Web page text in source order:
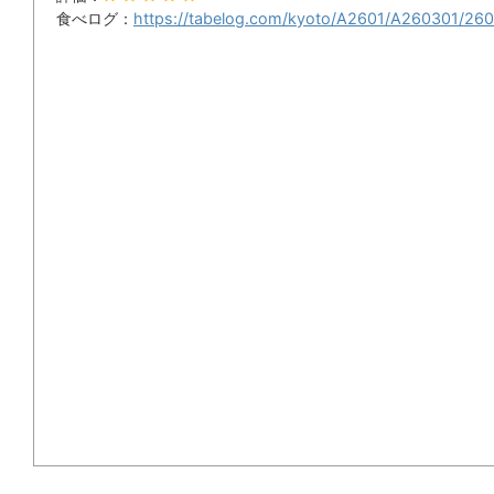
食べログ： https://tabelog.com/kyoto/A2601/A260301/